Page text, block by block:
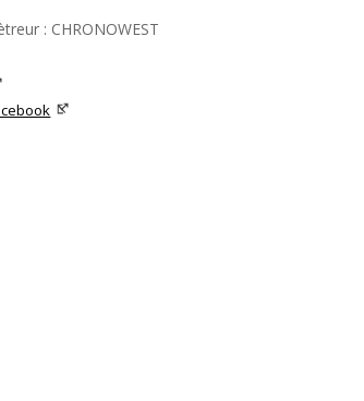
: CHRONOWEST